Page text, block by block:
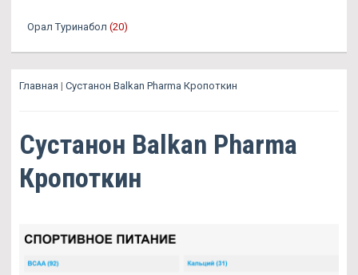
Орал Туринабол (20)
Главная | Сустанон Balkan Pharma Кропоткин
Сустанон Balkan Pharma
Кропоткин